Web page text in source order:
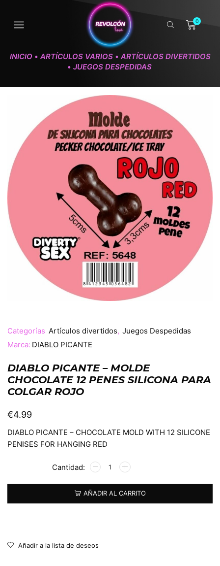
0
INICIO • ARTÍCULOS VARIOS • ARTÍCULOS DIVERTIDOS
• JUEGOS DESPEDIDAS
Categorías Artículos divertidos, Juegos Despedidas
Marca: DIABLO PICANTE
DIABLO PICANTE – MOLDE
CHOCOLATE 12 PENES SILICONA PARA
COLGAR ROJO
€4.99
DIABLO PICANTE – CHOCOLATE MOLD WITH 12 SILICONE
PENISES FOR HANGING RED
AÑADIR AL CARRITO
Alternative:
Añadir a la lista de deseos